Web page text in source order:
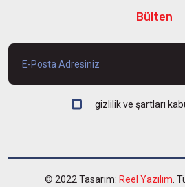
Bülten
gizlilik ve şartları
© 2022 Tasarım: Reel Yazılım .